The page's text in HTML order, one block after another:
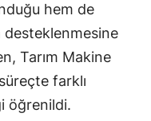
hem de
Tarım Makine
farklı
öğrenildi.